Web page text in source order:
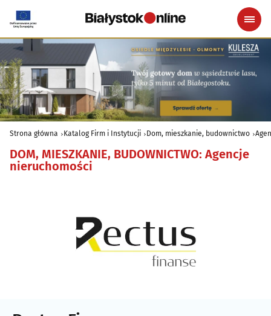
Strona główna Katalog Firm i Instytucji Dom, mieszkanie, budownictwo
DOM, MIESZKANIE, BUDOWNICTWO: Agencje
nieruchomości